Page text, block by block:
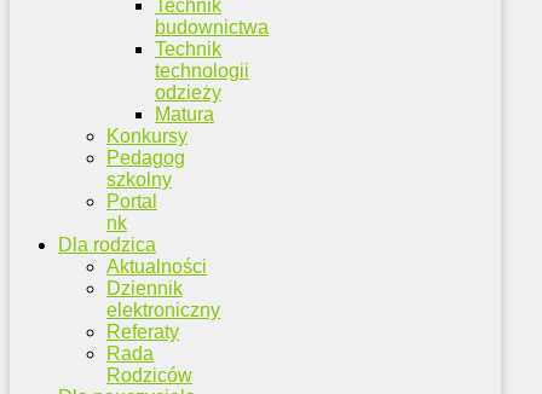
Technik
budownictwa
Technik
technologii
odzieży
Matura
Konkursy
Pedagog
szkolny
Portal
nk
Dla rodzica
Aktualności
Dziennik
elektroniczny
Referaty
Rada
Rodziców